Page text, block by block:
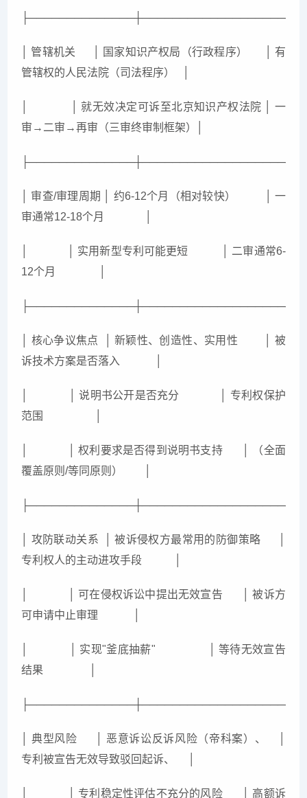
│ 管辖机关 │ 国家知识产权局（行政程序） │ 有
管辖权的人民法院（司法程序） │
│ │ 就无效决定可诉至北京知识产权法院 │ 一
审→二审→再审（三审终审制框架）│
│ 审查/审理周期 │ 约6-12个月（相对较快） │ 一
审通常12-18个月 │
│ │ 实用新型专利可能更短 │ 二审通常6-
12个月 │
│ 核心争议焦点 │ 新颖性、创造性、实用性 │ 被
诉技术方案是否落入 │
│ │ 说明书公开是否充分 │ 专利权保护
范围 │
│ │ 权利要求是否得到说明书支持 │ （全面
覆盖原则/等同原则） │
│ 攻防联动关系 │ 被诉侵权方最常用的防御策略 │
专利权人的主动进攻手段 │
│ │ 可在侵权诉讼中提出无效宣告 │ 被诉方
可申请中止审理 │
│ │ 实现"釜底抽薪" │ 等待无效宣告
结果 │
│ 典型风险 │ 恶意诉讼反诉风险（帝科案）、 │
专利被宣告无效导致驳回起诉、 │
│ │ 专利稳定性评估不充分的风险 │ 高额诉